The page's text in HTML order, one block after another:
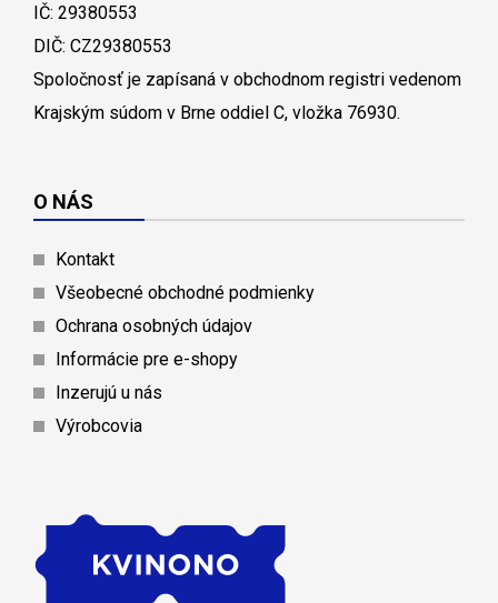
IČ: 29380553
DIČ: CZ29380553
Spoločnosť je zapísaná v obchodnom registri vedenom
Krajským súdom v Brne oddiel C, vložka 76930.
O NÁS
Kontakt
Všeobecné obchodné podmienky
Ochrana osobných údajov
Informácie pre e-shopy
Inzerujú u nás
Výrobcovia